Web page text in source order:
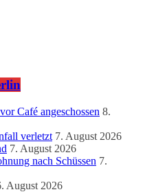
Café angeschossen 8.
verletzt 7. August 2026
7. August 2026
nach Schüssen 7.
August 2026